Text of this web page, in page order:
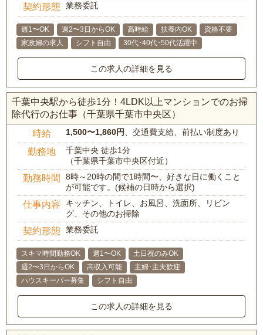
契約形態 業務委託
週1〜OK 週2〜3日からOK 高時給 扶養内OK
資格不要
家政婦の求人
シフト自由 30代･40代･50代活躍中
この求人の詳細を見る
千葉中央駅から徒歩1分！4LDK以上マンションでのお掃
除代行のお仕事（千葉県千葉市中央区）
時給 1,500〜1,860円 、交通費支給、前払い制度あり
勤務地
千葉中央 徒歩1分
（千葉県千葉市中央区付近）
勤務時間
8時～20時の間で1時間〜、好きな日に働くこと
が可能です。(候補の日時から選択)
仕事内容
キッチン、トイレ、お風呂、洗面所、リビン
グ、その他のお掃除
契約形態 業務委託
スキマ時間勤務OK 週1〜OK
土日祝のみOK
週2〜3日からOK
高収入可能
主婦･主夫歓迎
ハウスキーパー募集
シフト自由
この求人の詳細を見る